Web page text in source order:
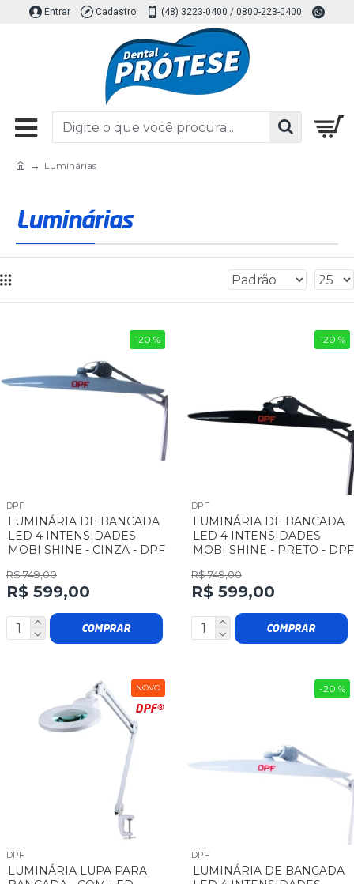
Entrar Cadastro (48) 3223-0400 / 0800-223-0400
Luminárias
Luminárias
-20 %
DPF
LUMINÁRIA DE BANCADA
LED 4 INTENSIDADES
MOBI SHINE - CINZA - DPF
R$ 599,00
R$ 749,00
COMPRAR
-20 %
DPF
LUMINÁRIA DE BANCADA
LED 4 INTENSIDADES
MOBI SHINE - PRETO - DPF
R$ 599,00
R$ 749,00
COMPRAR
NOVO
DPF®
DPF
LUMINÁRIA LUPA PARA
-20 %
DPF
LUMINÁRIA DE BANCADA